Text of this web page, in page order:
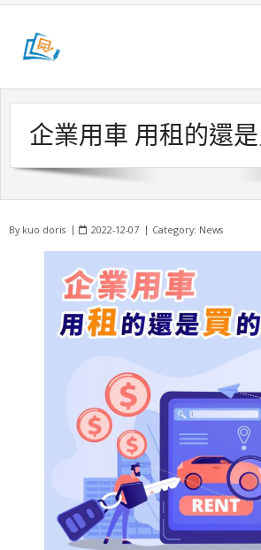
Skip
content
企業用車 用租的還
By kuo doris 2022-12-07 Category: News